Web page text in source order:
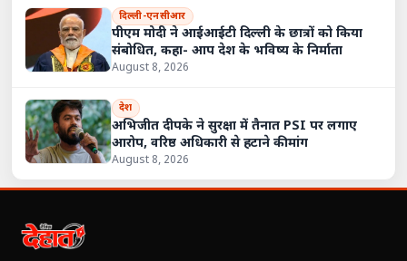
दिल्ली-एनसीआर
पीएम मोदी ने आईआईटी दिल्ली के छात्रों को किया
संबोधित, कहा- आप देश के भविष्य के निर्माता
August 8, 2026
देश
अभिजीत दीपके ने सुरक्षा में तैनात PSI पर लगाए
आरोप, वरिष्ठ अधिकारी से हटाने की मांग
August 8, 2026